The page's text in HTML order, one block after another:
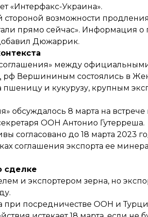
«Интерфакс-Украина».
возможности
прямо сейчас». Информация
Дюжаррик.
между
рф Вершининым состоялись в
и кукурузу, крупным
обсуждалось 8 марта на встрече
ООН Антонио Гутерреша.
согласовано до 18 марта 2023
соглашения экспорта ее
сделке
и экспортером зерна, но
при посредничестве ООН и